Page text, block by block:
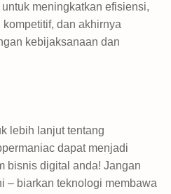
meningkatkan efisiensi,
dan akhirnya
kebijaksanaan dan
lebih lanjut tentang
dapat menjadi
bisnis digital anda! Jangan
– biarkan teknologi membawa